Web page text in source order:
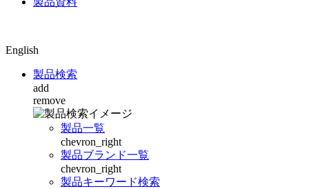
English
製品検索
add
remove
製品一覧
chevron_right
製品ブランド一覧
chevron_right
製品キーワード検索